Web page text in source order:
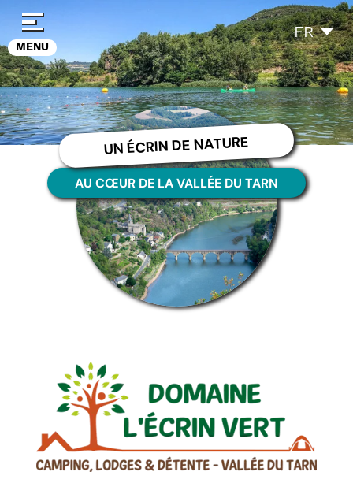
MENU
FR
UN ÉCRIN DE NATURE
AU CŒUR DE LA VALLÉE DU TARN